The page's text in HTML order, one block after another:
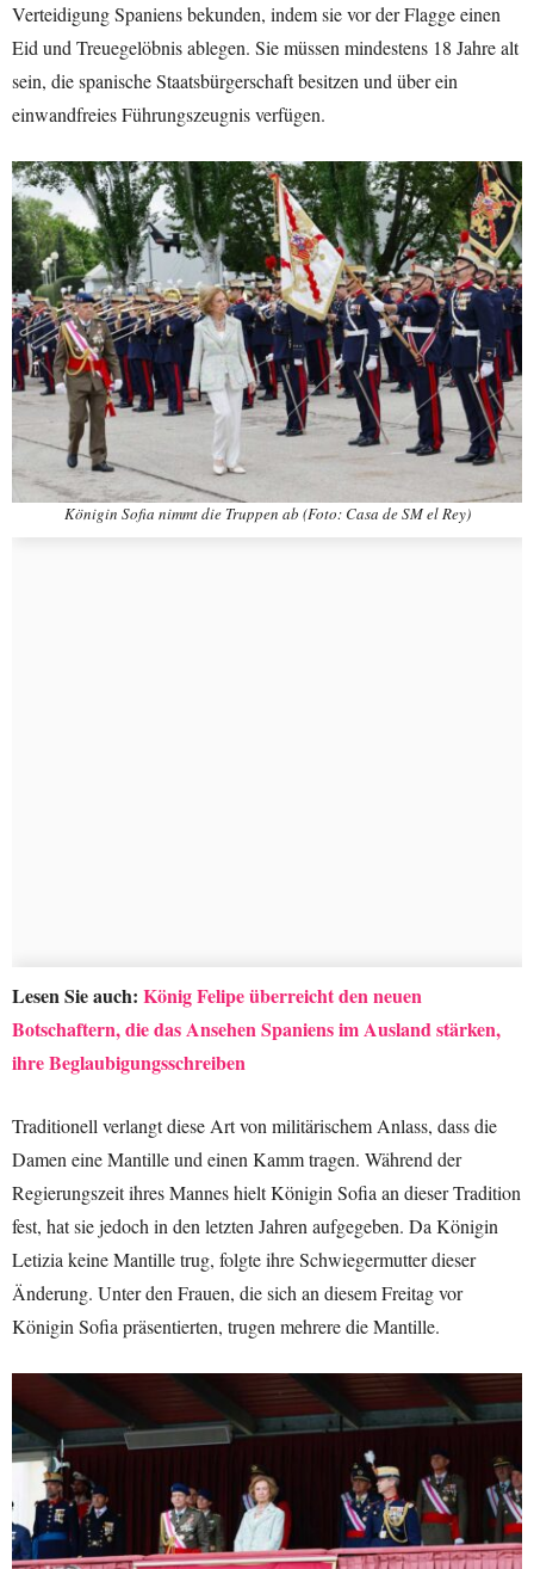
Verteidigung Spaniens bekunden, indem sie vor der Flagge einen
Eid und Treuegelöbnis ablegen. Sie müssen mindestens 18 Jahre alt
sein, die spanische Staatsbürgerschaft besitzen und über ein
einwandfreies Führungszeugnis verfügen.
Königin Sofia nimmt die Truppen ab (Foto: Casa de SM el Rey)
Lesen Sie auch: König Felipe überreicht den neuen
Botschaftern, die das Ansehen Spaniens im Ausland stärken,
ihre Beglaubigungsschreiben
Traditionell verlangt diese Art von militärischem Anlass, dass die
Damen eine Mantille und einen Kamm tragen. Während der
Regierungszeit ihres Mannes hielt Königin Sofia an dieser Tradition
fest, hat sie jedoch in den letzten Jahren aufgegeben. Da Königin
Letizia keine Mantille trug, folgte ihre Schwiegermutter dieser
Änderung. Unter den Frauen, die sich an diesem Freitag vor
Königin Sofia präsentierten, trugen mehrere die Mantille.